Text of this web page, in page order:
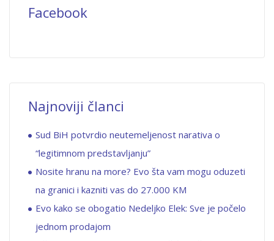
Facebook
Najnoviji članci
Sud BiH potvrdio neutemeljenost narativa o
“legitimnom predstavljanju”
Nosite hranu na more? Evo šta vam mogu oduzeti
na granici i kazniti vas do 27.000 KM
Evo kako se obogatio Nedeljko Elek: Sve je počelo
jednom prodajom